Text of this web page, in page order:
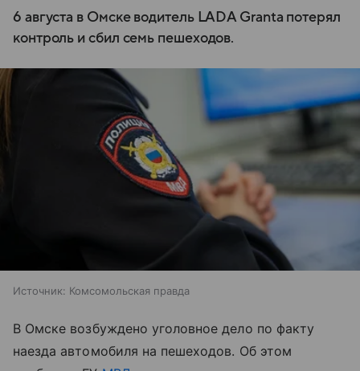
6 августа в Омске водитель LADA Granta потерял
контроль и сбил семь пешеходов.
Источник: Комсомольская правда
В Омске возбуждено уголовное дело по факту
наезда автомобиля на пешеходов. Об этом